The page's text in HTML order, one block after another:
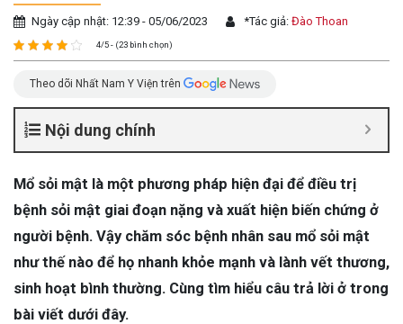
Ngày cập nhật: 12:39 - 05/06/2023 *Tác giả: Đào Thoan
4/5 - (23 bình chọn)
Theo dõi Nhất Nam Y Viện trên
Nội dung chính
Mổ sỏi mật là một phương pháp hiện đại để điều trị
bệnh sỏi mật giai đoạn nặng và xuất hiện biến chứng ở
người bệnh. Vậy chăm sóc bệnh nhân sau mổ sỏi mật
như thế nào để họ nhanh khỏe mạnh và lành vết thương,
sinh hoạt bình thường. Cùng tìm hiểu câu trả lời ở trong
bài viết dưới đây.